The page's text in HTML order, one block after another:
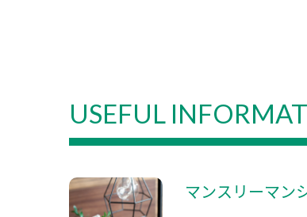
USEFUL
マンスリーマン